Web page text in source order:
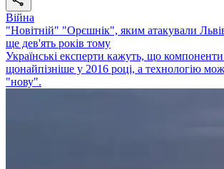
Війна
"Новітній" "Орєшнік", яким атакували
ще дев'ять років тому
Українські експерти кажуть, що компоненти
щонайпізніше у 2016 році, а технологію
"нову".